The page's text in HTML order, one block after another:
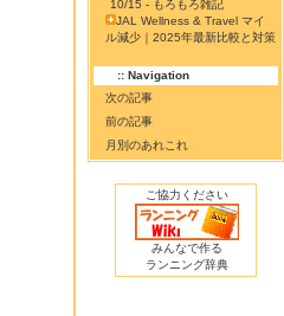
10/15 - もろもろ雑記
JAL Wellness & Travel マイ
ル減少｜2025年最新比較と対策
:: Navigation
次の記事
前の記事
月別のあれこれ
ご協力ください
みんなで作る
ランニング辞典